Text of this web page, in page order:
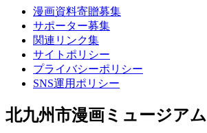
漫画資料寄贈募集
サポーター募集
関連リンク集
サイトポリシー
プライバシーポリシー
SNS運用ポリシー
北九州市漫画ミュージアム